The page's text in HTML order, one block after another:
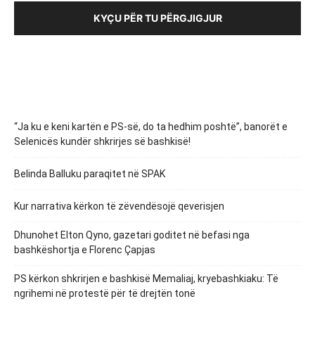
KYÇU PËR TU PËRGJIGJUR
“Ja ku e keni kartën e PS-së, do ta hedhim poshtë”, banorët e
Selenicës kundër shkrirjes së bashkisë!
Belinda Balluku paraqitet në SPAK
Kur narrativa kërkon të zëvendësojë qeverisjen
Dhunohet Elton Qyno, gazetari goditet në befasi nga
bashkëshortja e Florenc Çapjas
PS kërkon shkrirjen e bashkisë Memaliaj, kryebashkiaku: Të
ngrihemi në protestë për të drejtën tonë